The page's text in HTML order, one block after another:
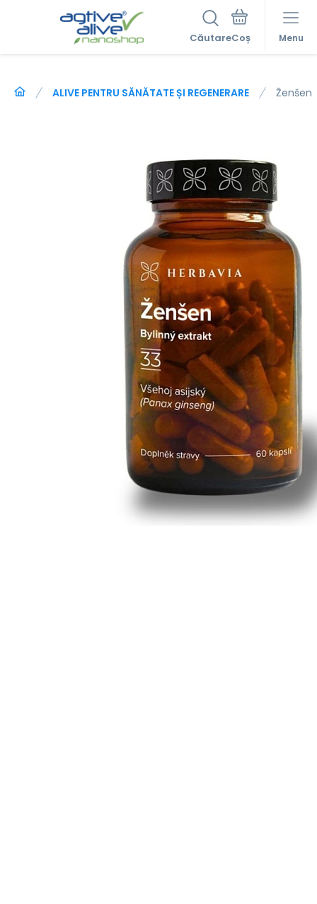
Căutare Menu
ALIVE PENTRU SĂNĂTATE ȘI REGENERARE Ženšen